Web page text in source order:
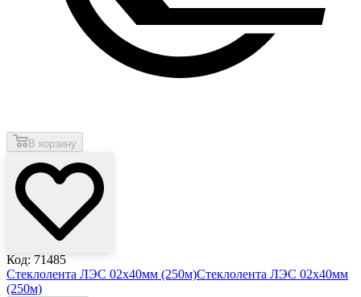
В корзину
Код: 71485
Стеклолента ЛЭС 02х40мм (250м)Стеклолента ЛЭС 02х40мм
(250м)